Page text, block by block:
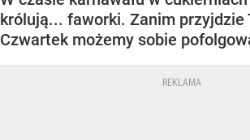
królują... faworki. Zanim przyjdzie
Czwartek możemy sobie